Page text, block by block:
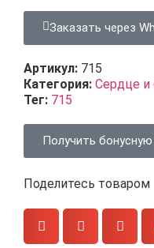
Заказать через
Артикул: 715
Категория: Сердце и
Тег: 715
Получить бонусную
Поделитесь товаром